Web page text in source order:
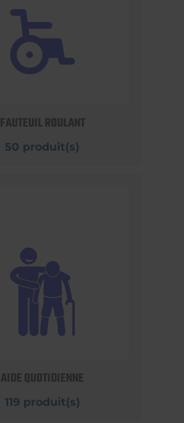
FAUTEUIL ROULANT
50 produit(s)
AIDE QUOTIDIENNE
119 produit(s)